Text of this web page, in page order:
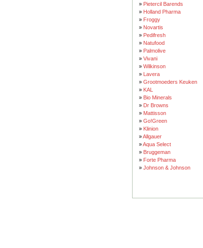
» Pietercil Barends
» Holland Pharma
» Froggy
» Novartis
» Pedifresh
» Natufood
» Palmolive
» Vivani
» Wilkinson
» Lavera
» Grootmoeders Keuken
» KAL
» Bio Minerals
» Dr Browns
» Mattisson
» Go!Green
» Klinion
»Allgauer
»Aqua Select
» Bruggeman
» Forte Pharma
» Johnson & Johnson